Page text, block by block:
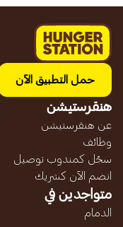
حمل التطبيق الآن
هنقرستيشن
عن هنقرستيشن
وظائف
سجّل كمندوب توصيل
انضم الآن كشريك
متواجدين في
الدمام